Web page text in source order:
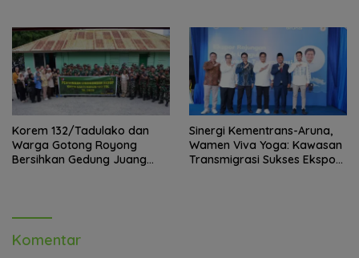
Korem 132/Tadulako dan
Warga Gotong Royong
Bersihkan Gedung Juang
Sinergi Kementrans-Aruna,
Wamen Viva Yoga: Kawasan
Transmigrasi Sukses Ekspor
Komentar